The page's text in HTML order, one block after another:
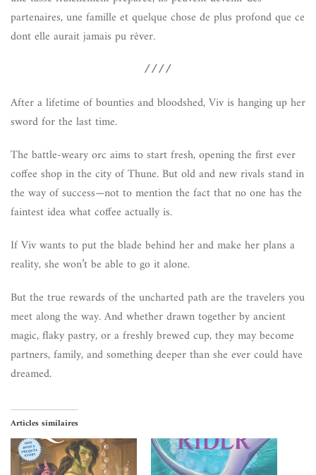
partenaires, une famille et quelque chose de plus profond que ce
dont elle aurait jamais pu rêver.
////
After a lifetime of bounties and bloodshed, Viv is hanging up her
sword for the last time.
The battle-weary orc aims to start fresh, opening the first ever
coffee shop in the city of Thune. But old and new rivals stand in
the way of success—not to mention the fact that no one has the
faintest idea what coffee actually is.
If Viv wants to put the blade behind her and make her plans a
reality, she won’t be able to go it alone.
But the true rewards of the uncharted path are the travelers you
meet along the way. And whether drawn together by ancient
magic, flaky pastry, or a freshly brewed cup, they may become
partners, family, and something deeper than she ever could have
dreamed.
Articles similaires